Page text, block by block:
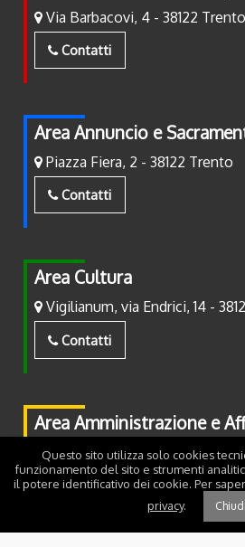
Via Barbacovi, 4 - 38122 Trento
Contatti
Area Annuncio e
Piazza Fiera, 2 - 38122 Trento
Contatti
Area Cultura
Vigilianum, via Endrici, 14 -
Contatti
Area Amministrazione e
Piazza Fiera, 2 - 38122 Trento
Contatti
Questo sito utilizza solo cookies
funzionamento del sito e strumenti
il potere identificativo dei cookie. Per
privacy. Chiudi